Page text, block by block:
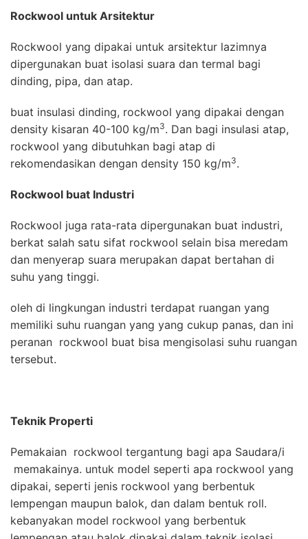
Rockwool untuk Arsitektur
Rockwool yang dipakai untuk arsitektur lazimnya
dipergunakan buat isolasi suara dan termal bagi
dinding, pipa, dan atap.
buat insulasi dinding, rockwool yang dipakai dengan
density kisaran 40-100 kg/m3. Dan bagi insulasi atap,
rockwool yang dibutuhkan bagi atap di
rekomendasikan dengan density 150 kg/m3.
Rockwool buat Industri
Rockwool juga rata-rata dipergunakan buat industri,
berkat salah satu sifat rockwool selain bisa meredam
dan menyerap suara merupakan dapat bertahan di
suhu yang tinggi.
oleh di lingkungan industri terdapat ruangan yang
memiliki suhu ruangan yang yang cukup panas, dan ini
peranan rockwool buat bisa mengisolasi suhu ruangan
tersebut.
Teknik Properti
Pemakaian rockwool tergantung bagi apa Saudara/i
memakainya. untuk model seperti apa rockwool yang
dipakai, seperti jenis rockwool yang berbentuk
lempengan maupun balok, dan dalam bentuk roll.
kebanyakan model rockwool yang berbentuk